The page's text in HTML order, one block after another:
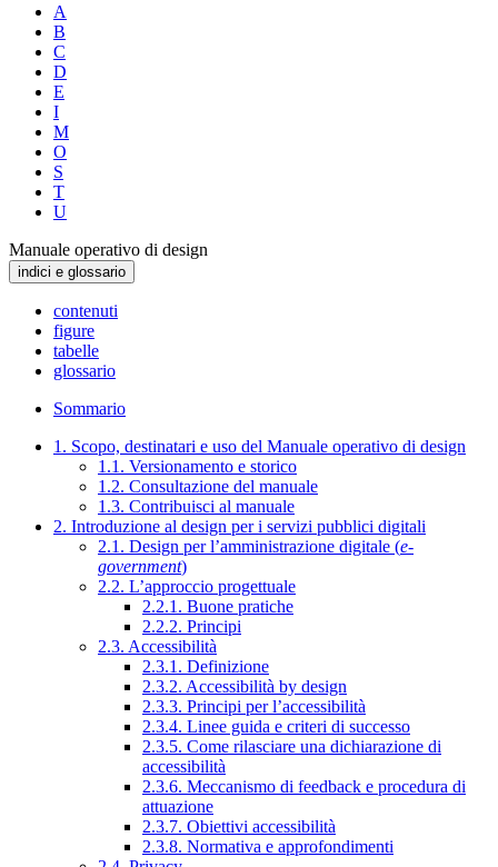
A
B
C
D
E
I
M
O
S
T
U
Manuale operativo di design
indici e glossario
contenuti
figure
tabelle
glossario
Sommario
1. Scopo, destinatari e uso del Manuale operativo di design
1.1. Versionamento e storico
1.2. Consultazione del manuale
1.3. Contribuisci al manuale
2. Introduzione al design per i servizi pubblici digitali
2.1. Design per l’amministrazione digitale (e-
government)
2.2. L’approccio progettuale
2.2.1. Buone pratiche
2.2.2. Principi
2.3. Accessibilità
2.3.1. Definizione
2.3.2. Accessibilità by design
2.3.3. Principi per l’accessibilità
2.3.4. Linee guida e criteri di successo
2.3.5. Come rilasciare una dichiarazione di
accessibilità
2.3.6. Meccanismo di feedback e procedura di
attuazione
2.3.7. Obiettivi accessibilità
2.3.8. Normativa e approfondimenti